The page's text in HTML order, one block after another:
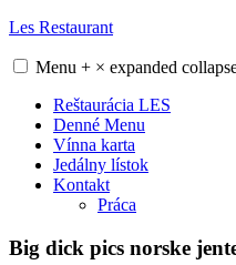
Skip
content
Les Restaurant
Menu + × expanded
Reštaurácia LES
Denné Menu
Vínna karta
Jedálny lístok
Kontakt
Práca
Big dick pics norske